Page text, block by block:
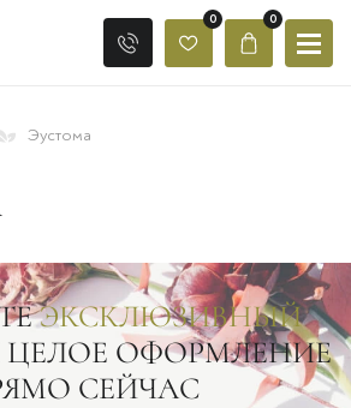
0 0
Эустома
ЭКСКЛЮЗИВНЫЙ
ОФОРМЛЕНИЕ
СЕЙЧАС